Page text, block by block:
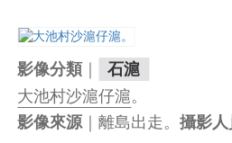
影像分類｜ 石滬
大池村沙滬仔滬。
影像來源｜離島出走。攝影人